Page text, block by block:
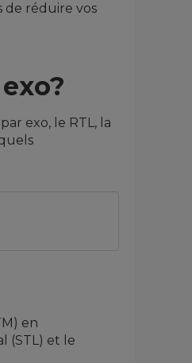
de réduire vos
exo, le RTL, la
en
(STL) et le